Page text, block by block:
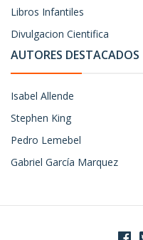
Libros Infantiles
Divulgacion Cientifica
AUTORES DESTACADOS
Isabel Allende
Stephen King
Pedro Lemebel
Gabriel García Marquez